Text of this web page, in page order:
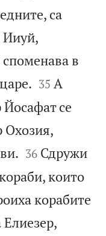
са
Ииуй,
в


35 А
се
Охозия,


36 Сдружи
които
корабите
Елиезер,